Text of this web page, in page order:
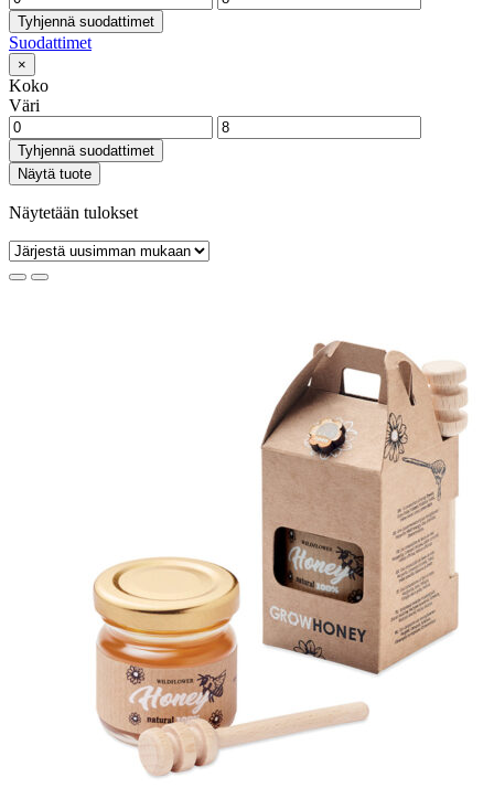
Tyhjennä suodattimet
Suodattimet
×
Koko
Väri
Tyhjennä suodattimet
Näytä tuote
Näytetään tulokset